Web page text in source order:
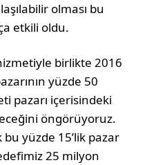
olması bu
etkili oldu.
birlikte 2016
yüzde 50
pazarı içerisindeki
öngörüyoruz.
yüzde 15’lik pazar
25 milyon